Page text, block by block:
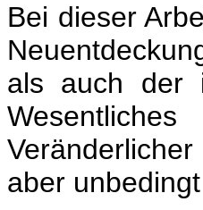
Bei dieser
als auch der
aber